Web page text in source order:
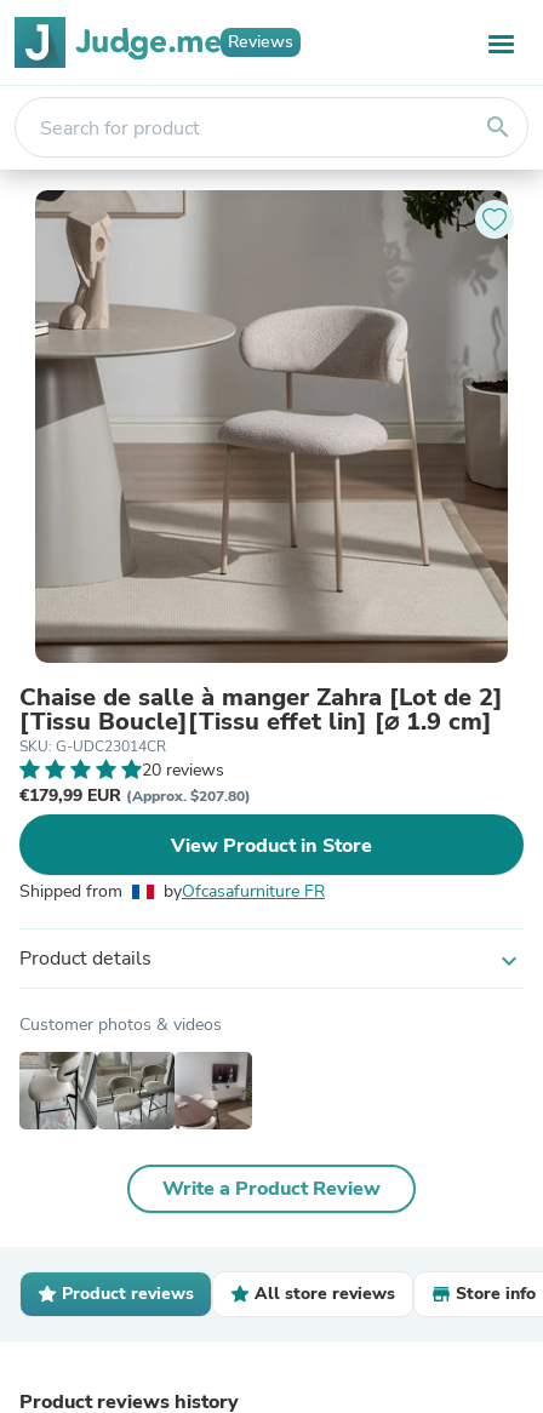
Reviews
search
Chaise de salle à manger Zahra [Lot de 2]
[Tissu Boucle][Tissu effet lin] [⌀ 1.9 cm]
SKU: G-UDC23014CR
20 reviews
€179,99 EUR (Approx. $207.80)
View Product in Store
Shipped from byOfcasafurniture FR
Product details expand_more
Customer photos & videos
Write a Product Review
Product reviews All store reviews Store info
Product reviews history